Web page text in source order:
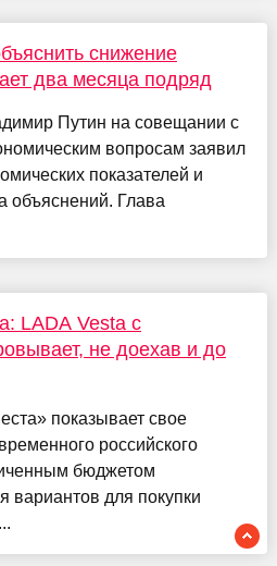
снижение
два месяца подряд
Путин на совещании с
вопросам заявил
показателей и
объяснений. Глава
LADA Vesta с
не доехав и до
показывает свое
российского
бюджетом
вариантов для покупки